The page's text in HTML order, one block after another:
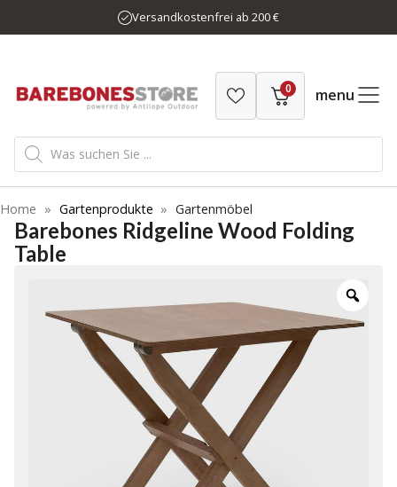
Inhalt
Versandkostenfrei ab 200 €
0 menu
Products
search
Home » Gartenprodukte » Gartenmöbel
Barebones Ridgeline Wood Folding
Table